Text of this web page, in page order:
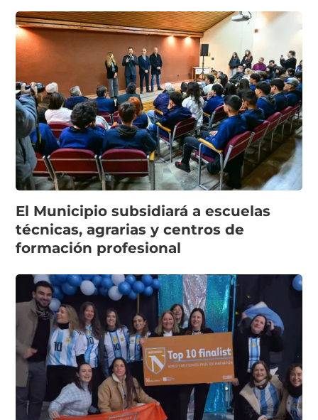
El Municipio subsidiará a escuelas
técnicas, agrarias y centros de
formación profesional